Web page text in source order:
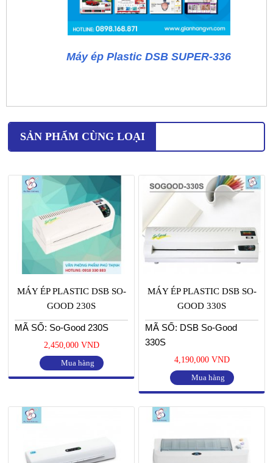
Máy ép Plastic DSB SUPER-336
SẢN PHẨM CÙNG LOẠI
MÁY ÉP PLASTIC DSB SO-
GOOD 230S
MÃ SỐ: So-Good 230S
2,450,000 VND
Mua hàng
MÁY ÉP PLASTIC DSB SO-
GOOD 330S
MÃ SỐ: DSB So-Good
330S
4,190,000 VND
Mua hàng